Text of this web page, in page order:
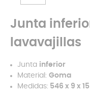
Junta
lavavajillas
Junta inferior
Material: Goma
Medidas: 546 x 9 x